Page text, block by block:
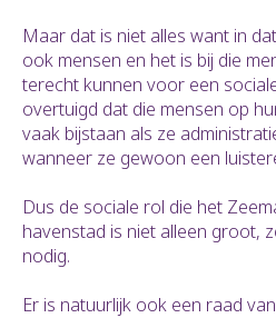
Maar dat is niet alles want in
ook mensen en het is bij die
terecht kunnen voor een
overtuigd dat die mensen op
vaak bijstaan als ze
wanneer ze gewoon een
Dus de sociale rol die het
havenstad is niet alleen groot,
nodig.
Er is natuurlijk ook een raad